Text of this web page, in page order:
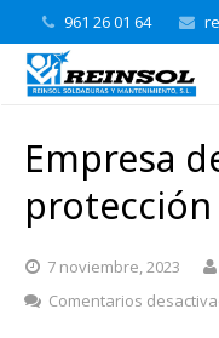
961 26 01 64
Empresa
7 noviembre, 2023
Comentarios